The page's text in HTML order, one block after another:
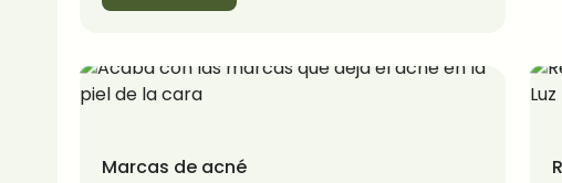
Marcas de acné